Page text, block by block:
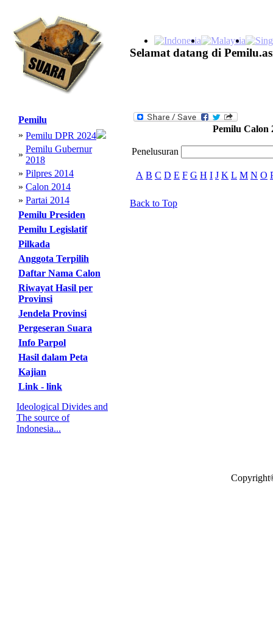
Selamat datang di
Pemilu
» Pemilu DPR 2024
»
Pemilu Gubernur
2018
» Pilpres 2014
» Calon 2014
» Partai 2014
Pemilu Presiden
Pemilu Legislatif
Pilkada
Anggota Terpilih
Daftar Nama Calon
Riwayat Hasil per
Provinsi
Jendela Provinsi
Pergeseran Suara
Info Parpol
Hasil dalam Peta
Kajian
Link - link
Ideological Divides and
The source of
Indonesia...
Pemilu Calon
Penelusuran
A B C D E F G H I J K L M N O
Back to Top